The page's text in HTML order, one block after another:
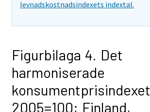
levnadskostnadsindexets indextal.
Figurbilaga 4. Det
harmoniserade
konsumentprisindexet
2005=100; Finland,